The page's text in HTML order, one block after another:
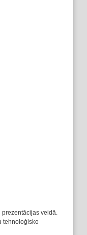
veidā.
tehnoloģisko